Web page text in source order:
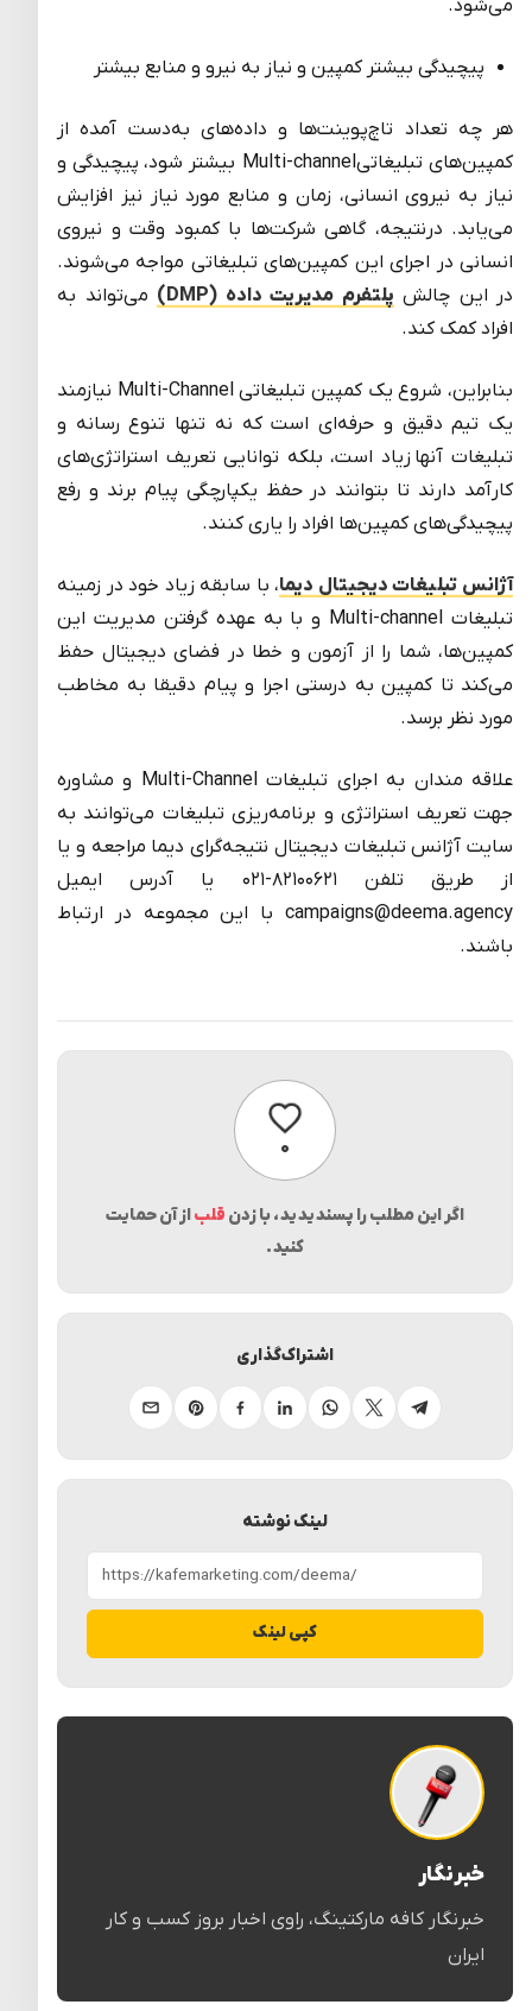
می‌شود.
پیچیدگی بیشتر کمپین و نیاز به نیرو و منابع بیشتر
هر چه تعداد تاچ‌پوینت‌ها و داده‌های به‌دست آمده از
کمپین‌های تبلیغاتیMulti-channel بیشتر شود، پیچیدگی و
نیاز به نیروی انسانی، زمان و منابع مورد نیاز نیز افزایش
می‌یابد. درنتیجه، گاهی شرکت‌ها با کمبود وقت و نیروی
انسانی در اجرای این کمپین‌های تبلیغاتی مواجه می‌شوند.
در این چالش پلتفرم‌ مدیریت داده (DMP)
می‌تواند به
افراد کمک کند.
بنابراین، شروع یک کمپین تبلیغاتی Multi-Channel نیازمند
یک تیم دقیق و حرفه‌ای است که نه تنها تنوع رسانه و
تبلیغات آنها زیاد است، بلکه توانایی تعریف استراتژی‌های
کارآمد دارند تا بتوانند در حفظ یکپارچگی پیام برند و رفع
پیچیدگی‌های کمپین‌ها افراد را یاری کنند.
آژانس تبلیغات دیجیتال دیما، با سابقه زیاد خود در زمینه
تبلیغات Multi-channel و با به عهده گرفتن مدیریت این
کمپین‌ها، شما را از آزمون و خطا در فضای دیجیتال حفظ
می‌کند تا کمپین به درستی اجرا و پیام دقیقا به مخاطب
مورد نظر برسد.
علاقه مندان به اجرای تبلیغات Multi-Channel و مشاوره
جهت تعریف استراتژی و برنامه‌ریزی تبلیغات می‌توانند به
سایت آژانس تبلیغات دیجیتال نتیجه‌گرای دیما مراجعه و یا
از طریق تلفن ۸۲۱۰۰۶۲۱-۰۲۱ یا آدرس ایمیل
campaigns@deema.agency با این مجموعه در ارتباط
باشند.
۰پسندیدن
اگر این مطلب را پسندیدید، با زدن قلباز آن حمایت
کنید.
لینک نوشته
کپی لینک
اشتراک‌گذاری
تلگرام ایکسواتساپلینکدینفیسبوکپینترستایمیل
خبرنگار
خبرنگار کافه مارکتینگ، راوی اخبار بروز کسب و کار
ایران